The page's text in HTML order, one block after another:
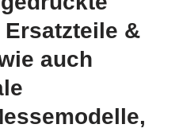
&
auch